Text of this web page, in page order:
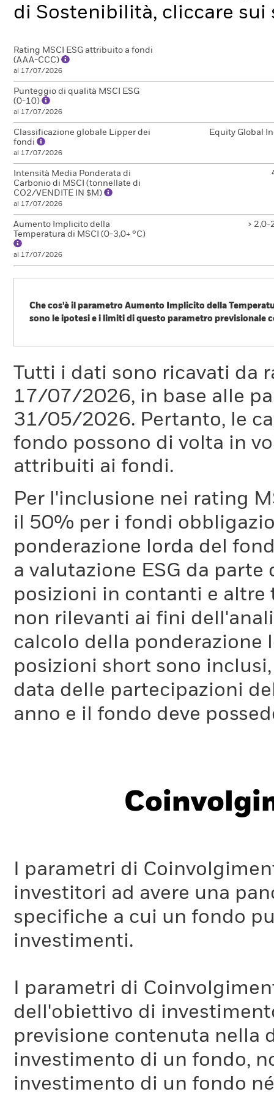
di Sostenibilità, cliccare
Rating MSCI ESG attribuito a fondi
(AAA-CCC)
al 17/07/2026
Punteggio di qualità MSCI ESG
(0-10)
al 17/07/2026
Classificazione globale Lipper dei
fondi
al 17/07/2026
Equity Global
Intensità Media Ponderata di
Carbonio di MSCI (tonnellate di
CO2/VENDITE IN $M)
al 17/07/2026
Aumento Implicito della
Temperatura di MSCI (0-3,0+ °C)
al 17/07/2026
> 2,0-
Che cos'è il parametro Aumento Implicito della
sono le ipotesi e i limiti di questo parametro previsionale
Parigi è limitare il riscaldamento globale ben al di sotto dei
evitare gli impatti più gravi del cambiamento climatico.
Che cos'è il parametro ITR?
Il parametro ITR è utilizzato per fornire un'indicazione di
società o un portafoglio. L'ITR utilizza percorsi di
Supervisors for Greening the Financial System (NGFS).
emissioni nette pari a zero per il 2050, in linea con gli
2024.
Come viene calcolato il parametro ITR?
Il parametro ITR viene calcolato considerando l'attuale
tali società di ridurre nel tempo le proprie emissioni. Se le
società all'interno del portafoglio del fondo, le temperature
Si noti che il calcolo riguarda solo gli emittenti societari.
parametro ITR è disponibile
qui.
Poiché il parametro ITR viene calcolato in parte
intervalli di temperatura. Le fasce aiutano a evidenziare
Quali sono le ipotesi e i principali limiti del parametro ITR?
Questo parametro previsionale viene calcolato sulla base
nell'introduzione di dati nel modello. È importante notare
serie di motivi legati a scelte metodologiche (ad es.,
aggregazione del portafoglio).
Non esiste un metodo universalmente accettato per
Non esiste un insieme di dati universalmente concordato
Tutti i dati sono ricavati da
17/07/2026, in base alle
31/05/2026. Pertanto, le
fondo possono di volta in
attribuiti ai fondi.
Per l'inclusione nei rating
il 50% per i fondi
ponderazione lorda del
a valutazione ESG da parte
posizioni in contanti e
non rilevanti ai fini
calcolo della ponderazione
posizioni short sono
data delle partecipazioni
anno e il fondo deve
I parametri di
investitori ad avere una
specifiche a cui un fondo
investimenti.
I parametri di
dell'obiettivo di
previsione contenuta nella
investimento di un fondo,
investimento di un fondo